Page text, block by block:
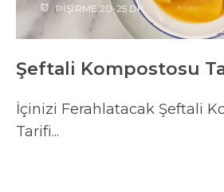
PİŞİRME 20-25 DK
Şeftali Kompostosu
İçinizi Ferahlatacak Şeftali
Tarifi...